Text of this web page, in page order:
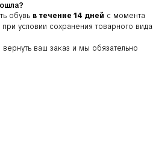
обувь в течение 14 дней с момента
условии сохранения товарного вида
ваш заказ и мы обязательно